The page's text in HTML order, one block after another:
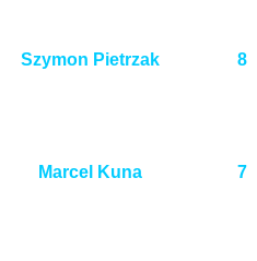
Szymon Pietrzak 8
Marcel Kuna 7